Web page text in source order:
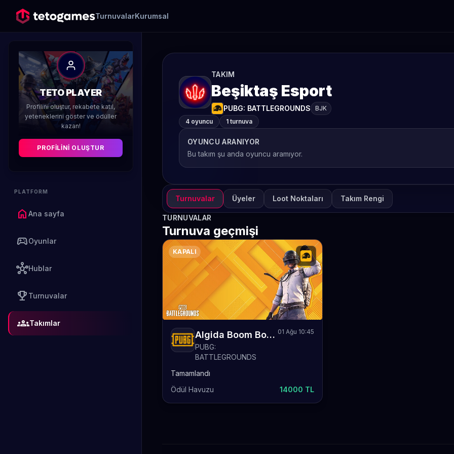
TurnuvalarKurumsal
TETO PLAYER
Profilini oluştur, rekabete katıl,
yeteneklerini göster ve ödüller
kazan!
PROFILINI OLUŞTUR
PLATFORM
home Ana sayfa
sports_esportsOyunlar
hubHublar
emoji_events Turnuvalar
groupsTakımlar
TAKIM
Beşiktaş Esport
PUBG: BATTLEGROUNDS
BJK
4 oyuncu
1 turnuva
OYUNCU ARANIYOR
Bu takım şu anda oyuncu aramıyor.
Turnuvalar Üyeler Loot Noktaları Takım Rengi
TURNUVALAR
Turnuva geçmişi
KAPALI
Algida Boom Boom PUBG Yaz Kupası
PUBG:
BATTLEGROUNDS
01 Ağu 10:45
Tamamlandı
Ödül Havuzu
14000 TL